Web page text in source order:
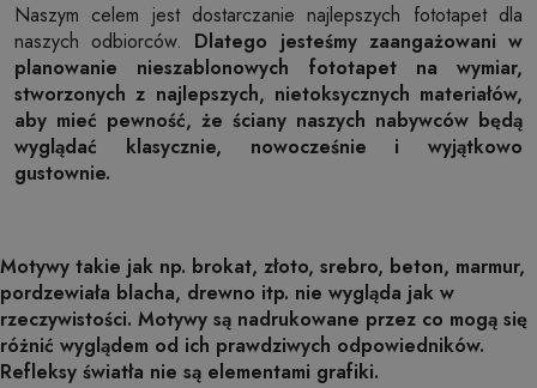
Naszym celem jest dostarczanie najlepszych fototapet dla
naszych odbiorców. Dlatego jesteśmy zaangażowani w
planowanie nieszablonowych fototapet na wymiar,
stworzonych z najlepszych, nietoksycznych materiałów,
aby mieć pewność, że ściany naszych nabywców będą
wyglądać klasycznie, nowocześnie i wyjątkowo
gustownie.
Motywy takie jak np. brokat, złoto, srebro, beton, marmur,
pordzewiała blacha, drewno itp. nie wygląda jak w
rzeczywistości. Motywy są nadrukowane przez co mogą się
różnić wyglądem od ich prawdziwych odpowiedników.
Refleksy światła nie są elementami grafiki.